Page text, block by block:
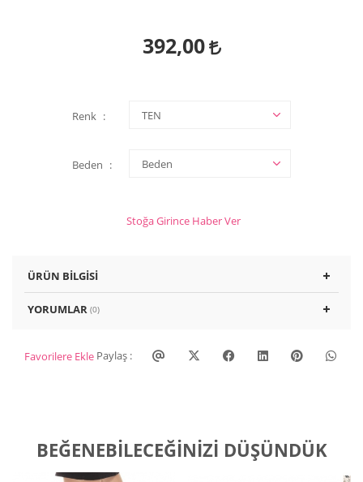
392,00
Renk
Beden
Stoğa Girince Haber Ver
ÜRÜN BILGISI
YORUMLAR (0)
Favorilere Ekle Paylaş :
BEĞENEBILECEĞINIZI DÜŞÜNDÜK